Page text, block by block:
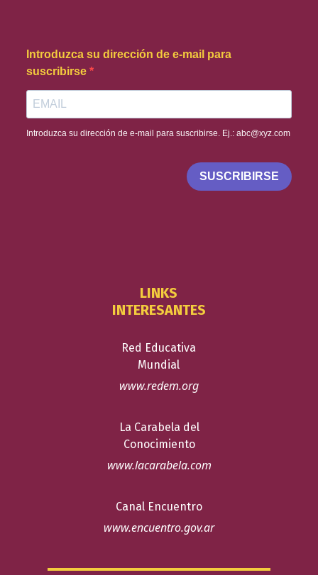
Introduzca su dirección de e-mail para
suscribirse
Introduzca su dirección de e-mail para suscribirse. Ej.: abc@xyz.com
SUSCRIBIRSE
LINKS
INTERESANTES
Red Educativa
Mundial
www.redem.org
La Carabela del
Conocimiento
www.lacarabela.com
Canal Encuentro
www.encuentro.gov.ar